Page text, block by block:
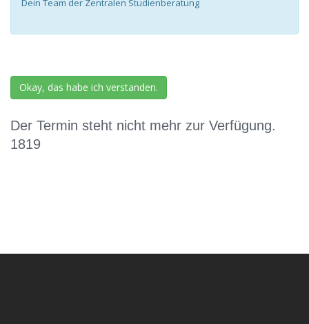
Dein Team der Zentralen Studienberatung
Okay, das habe ich verstanden.
Der Termin steht nicht mehr zur Verfügung.
1819